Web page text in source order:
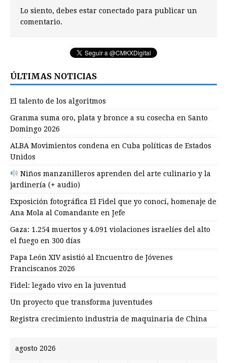
Lo siento, debes estar conectado para publicar un
comentario.
ÚLTIMAS NOTICIAS
El talento de los algoritmos
Granma suma oro, plata y bronce a su cosecha en Santo
Domingo 2026
ALBA Movimientos condena en Cuba políticas de Estados
Unidos
Niños manzanilleros aprenden del arte culinario y la
jardinería (+ audio)
Exposición fotográfica El Fidel que yo conocí, homenaje de
Ana Mola al Comandante en Jefe
Gaza: 1.254 muertos y 4.091 violaciones israelíes del alto
el fuego en 300 días
Papa León XIV asistió al Encuentro de Jóvenes
Franciscanos 2026
Fidel: legado vivo en la juventud
Un proyecto que transforma juventudes
Registra crecimiento industria de maquinaria de China
agosto 2026